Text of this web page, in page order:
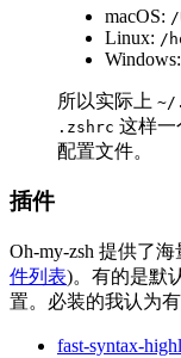
macOS: /
Linux: /
Windows:
所以实际上 ~/
.zshrc 这样一
配置文件。
插件
Oh-my-zsh 提供了
件列表)。有的是默
置。必装的我认为
fast-syntax-